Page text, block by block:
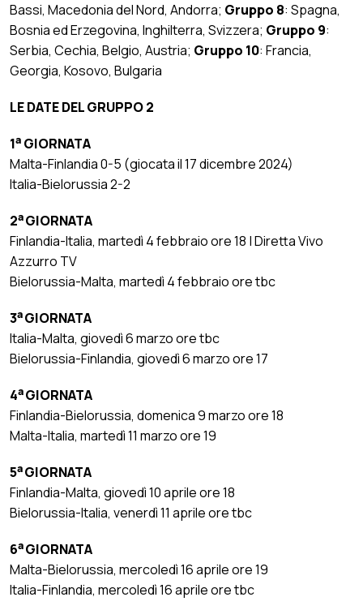
Bassi, Macedonia del Nord, Andorra; Gruppo 8: Spagna,
Bosnia ed Erzegovina, Inghilterra, Svizzera; Gruppo 9:
Serbia, Cechia, Belgio, Austria; Gruppo 10: Francia,
Georgia, Kosovo, Bulgaria
LE DATE DEL GRUPPO 2
1a GIORNATA
Malta-Finlandia 0-5 (giocata il 17 dicembre 2024)
Italia-Bielorussia 2-2
2aGIORNATA
Finlandia-Italia, martedì 4 febbraio ore 18 | Diretta Vivo
Azzurro TV
Bielorussia-Malta, martedì 4 febbraio ore tbc
3aGIORNATA
Italia-Malta, giovedì 6 marzo ore tbc
Bielorussia-Finlandia, giovedì 6 marzo ore 17
4aGIORNATA
Finlandia-Bielorussia, domenica 9 marzo ore 18
Malta-Italia, martedì 11 marzo ore 19
5aGIORNATA
Finlandia-Malta, giovedì 10 aprile ore 18
Bielorussia-Italia, venerdì 11 aprile ore tbc
6aGIORNATA
Malta-Bielorussia, mercoledì 16 aprile ore 19
Italia-Finlandia, mercoledì 16 aprile ore tbc